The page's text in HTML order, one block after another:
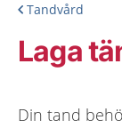
Tandvård
Laga
Din tand